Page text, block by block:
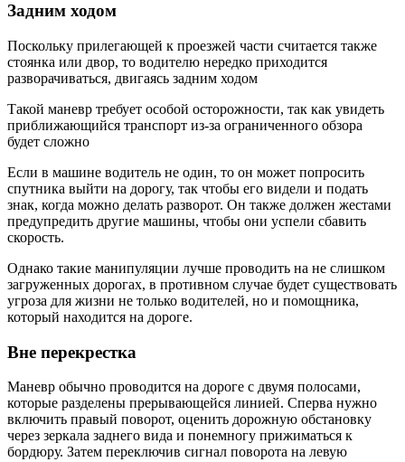
Задним ходом
Поскольку прилегающей к проезжей части считается также
стоянка или двор, то водителю нередко приходится
разворачиваться, двигаясь задним ходом
Такой маневр требует особой осторожности, так как увидеть
приближающийся транспорт из-за ограниченного обзора
будет сложно
Если в машине водитель не один, то он может попросить
спутника выйти на дорогу, так чтобы его видели и подать
знак, когда можно делать разворот. Он также должен жестами
предупредить другие машины, чтобы они успели сбавить
скорость.
Однако такие манипуляции лучше проводить на не слишком
загруженных дорогах, в противном случае будет существовать
угроза для жизни не только водителей, но и помощника,
который находится на дороге.
Вне перекрестка
Маневр обычно проводится на дороге с двумя полосами,
которые разделены прерывающейся линией. Сперва нужно
включить правый поворот, оценить дорожную обстановку
через зеркала заднего вида и понемногу прижиматься к
бордюру. Затем переключив сигнал поворота на левую